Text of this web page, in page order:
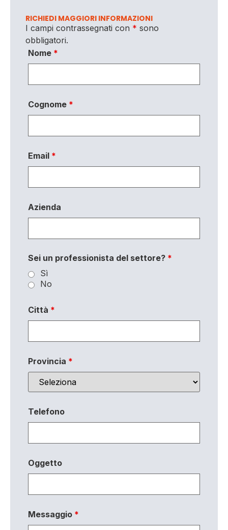
RICHIEDI MAGGIORI INFORMAZIONI
I campi contrassegnati con * sono
obbligatori.
Nome *
Cognome *
Email *
Azienda
Sei un professionista del settore? *
Sì
No
Città *
Provincia *
Telefono
Oggetto
Messaggio *